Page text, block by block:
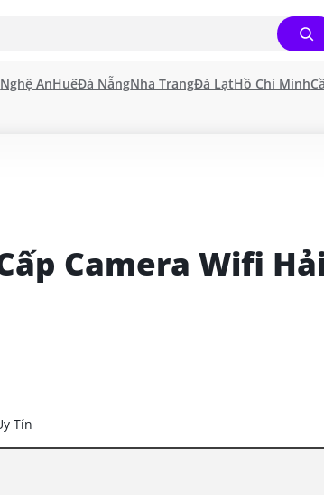
Nghệ AnHuếĐà NẵngNha TrangĐà LạtHồ Chí Minh
Camera Wifi